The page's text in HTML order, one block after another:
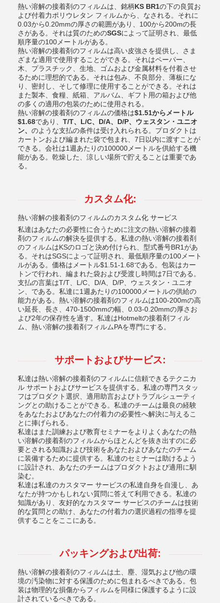
熱い溶解の接着剤のフィルムは、銘柄KS BR1の下の良質お
よび付着力ポリウレタン フィルムから、なされる。それに
0.03から0.20mmの厚さの範囲があり、100から200mの長
さがある。それは質のためのSGSによって証明され、最低
順序量の100メートルがある。
熱い溶解の接着剤のフィルムは高い皮強さを提供し、さま
ざまな適用で使用することができる。それはペーパー、
木、プラスチック、生地、ゴムおよび金属材料を付着させ
るために理想的である。それは包み、不良部分、薄板にな
り、密封し、そして修理に使用することができる。それは
また製本、食糧、紙箱、アルバム、ギフト用の箱および他
の多くの適用の包装のために使用される。
熱い溶解の接着剤のフィルムの価格は$1.51からメートル
$1.68であり、 T/T、L/C、D/A、D/P、ウェスタン・ユニオ
ン、 のような支払の条件は受け入れられる。プロダクトは
カートンおよび編まれた袋で包まれ、7日以内に渡すことが
できる。会社は1週あたりの100000メートルを供給する機
能がある。乾燥した、涼しい場所で貯えることは重要であ
る。
カスタム化:
熱い溶解の接着剤のフィルムのカスタム化 サービス
私達はあなたの必要性に合うために注文の熱い溶解の接着
剤のフィルムの解決を提供する。私達の熱い溶解の接着剤
のフィルムはKSのロゴと決め付けられ、型式番号BR1があ
る。それはSGSによって証明され、最低順序量の100メート
ルがある。価格はメートル$1.51-1.68である。包装はカー
トンで行われ、編まれた袋および受渡し時間は7日である。
支払の言葉はT/T、L/C、D/A、D/P、ウェスタン・ユニオ
ン、である。私達に1週あたりの100000メートルの供給の
能力がある。熱い溶解の接着剤のフィルムは100-200mの高
い延長、長さ、470-1500mmの幅、0.03-0.20mmの厚さお
よび2年の保存性を過す。私達はHotmeltの接着剤フィル
ム、熱い溶解の接着剤フィルムPAを専門にする。
サポートおよびサービス:
私達は熱い溶解の接着剤のフィルムに信頼できるテクニカ
ル サポートおよびサービスを提供する。私達の専門スタッ
フはプロダクト選択、適用助言およびトラブルシューティ
ングとの助けることができる。私達のチームは最良の経験
をあなたおよびあなたの付着力の必要性へ解決に与えるこ
とに捧げられる。
私達はまた訓練および教育セミナーをよりよくあなたの熱
い溶解の接着剤のフィルムからほとんどを抜き出すのに必
要とされる知識および技術をあなたおよびあなたのチーム
に装備するために提供する。私達のセミナーは助けるよう
に設計され、あなたのチームはプロダクトおよび適用に馴
染む。
私達は私達のカスタマー サービスの私達自身を自漫し、あ
なたが持つかもしれない質問に答えて利用できる。私達の
知識があり、友好的なカスタマー サービスのチームは技術
的な質問との助け、あなたの付着力の選択過程の指導を提
供することをここにある。
パッキングおよび出荷:
熱い溶解の接着剤のフィルムは土、塵、湿気および他の環
境の汚染物に対する保護のために包まれるべきである。包
装は物理的な損傷からフィルムを同様に保護するように設
計されているべきである。